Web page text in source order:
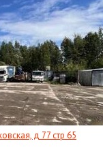
д 77 стр 65